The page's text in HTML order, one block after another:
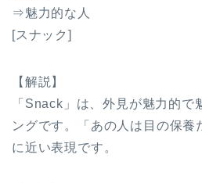
⇒魅力的な人
[スナック]
【解説】
「Snack」は、外見が魅力的で
ングです。「あの人は目の保養
に近い表現です。